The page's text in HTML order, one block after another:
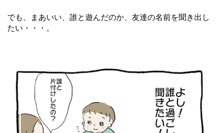
でも、まあいい、誰と遊んだのか、友達の名前を聞き出し
たい・・・。